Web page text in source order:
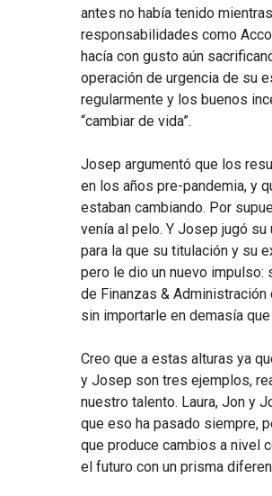
antes no había tenido
responsabilidades como
hacía con gusto aún
operación de urgencia de su
regularmente y los buenos
“cambiar de vida”.
Josep argumentó que los
en los años pre-pandemia, y
estaban cambiando. Por
venía al pelo. Y Josep jugó
para la que su titulación y su
pero le dio un nuevo impulso:
de Finanzas &
sin importarle en demasía
Creo que a estas alturas ya
y Josep son tres ejemplos,
nuestro talento. Laura, Jon y
que eso ha pasado siempre,
que produce cambios a nivel
el futuro con un prisma